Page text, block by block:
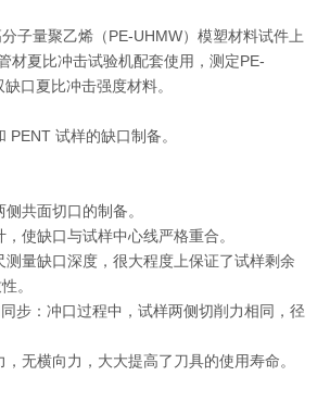
子量聚乙烯（PE-UHMW）模塑材料试件上
材夏比冲击试验机配套使用，测定PE-
口夏比冲击强度材料。
PENT 试样的缺口制备。
共面切口的制备。
使缺口与试样中心线严格重合。
量缺口深度，很大程度上保证了试样剩余
。
：冲口过程中，试样两侧切削力相同，径
无横向力，大大提高了刀具的使用寿命。